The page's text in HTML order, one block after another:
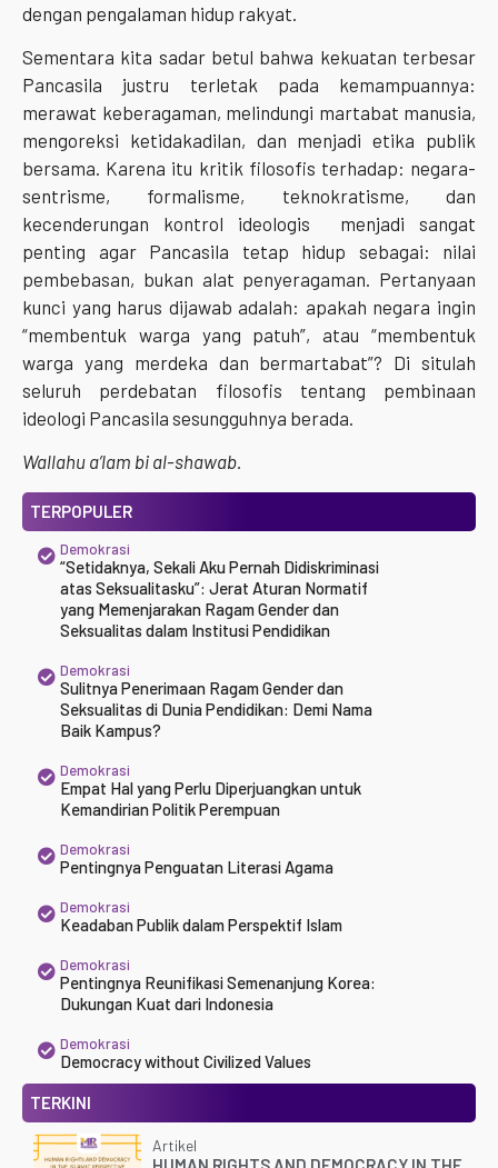
dengan pengalaman hidup rakyat.
Sementara kita sadar betul bahwa kekuatan terbesar
Pancasila justru terletak pada kemampuannya:
merawat keberagaman, melindungi martabat manusia,
mengoreksi ketidakadilan, dan menjadi etika publik
bersama. Karena itu kritik filosofis terhadap: negara-
sentrisme, formalisme, teknokratisme, dan
kecenderungan kontrol ideologis menjadi sangat
penting agar Pancasila tetap hidup sebagai: nilai
pembebasan, bukan alat penyeragaman. Pertanyaan
kunci yang harus dijawab adalah: apakah negara ingin
“membentuk warga yang patuh”, atau “membentuk
warga yang merdeka dan bermartabat”? Di situlah
seluruh perdebatan filosofis tentang pembinaan
ideologi Pancasila sesungguhnya berada.
Wallahu a’lam bi al-shawab.
TERPOPULER
Demokrasi
“Setidaknya, Sekali Aku Pernah Didiskriminasi
atas Seksualitasku”: Jerat Aturan Normatif
yang Memenjarakan Ragam Gender dan
Seksualitas dalam Institusi Pendidikan
Demokrasi
Sulitnya Penerimaan Ragam Gender dan
Seksualitas di Dunia Pendidikan: Demi Nama
Baik Kampus?
Demokrasi
Empat Hal yang Perlu Diperjuangkan untuk
Kemandirian Politik Perempuan
Demokrasi
Pentingnya Penguatan Literasi Agama
Demokrasi
Keadaban Publik dalam Perspektif Islam
Demokrasi
Pentingnya Reunifikasi Semenanjung Korea:
Dukungan Kuat dari Indonesia
Demokrasi
Democracy without Civilized Values
TERKINI
Artikel